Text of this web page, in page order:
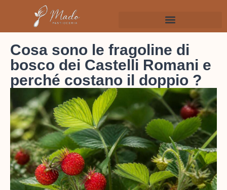
Cosa sono le fragoline di
bosco dei Castelli Romani e
perché costano il doppio ?